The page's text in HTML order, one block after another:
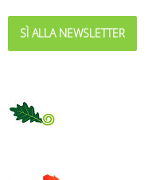
SÌ ALLA NEWSLETTER